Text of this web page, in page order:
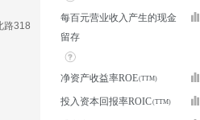
路318
每百元营业收入产生的现金
留存
净资产收益率ROE
投入资本回报率ROIC